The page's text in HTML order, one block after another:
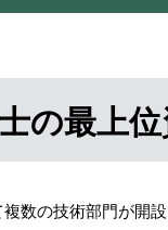
の最上
数の技術部門が開